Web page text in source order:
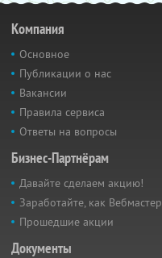
Компания
Основное
Публикации о нас
Вакансии
Правила сервиса
Ответы на вопросы
Бизнес-Партнёрам
Давайте сделаем акцию!
Заработайте, как Вебмастер
Прошедшие акции
Документы